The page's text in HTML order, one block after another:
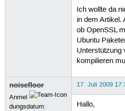
Ich wollte da
in dem Artikel.
ob OpenSSL
Ubuntu
Unterstützung
kompilieren
noisefloor
Anmel
dungsdatum:
17. Juli 2009
Hallo,